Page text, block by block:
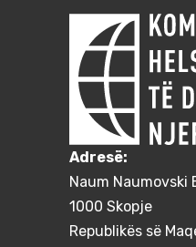
Adresë:
Naum Naumovski
1000 Skopje
Republikës së